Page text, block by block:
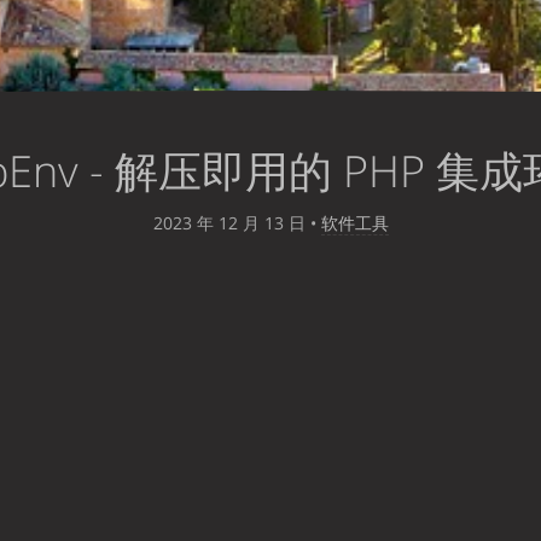
- 解压即用的 PHP 集成
2023 年 12 月 13 日 • 软件工具